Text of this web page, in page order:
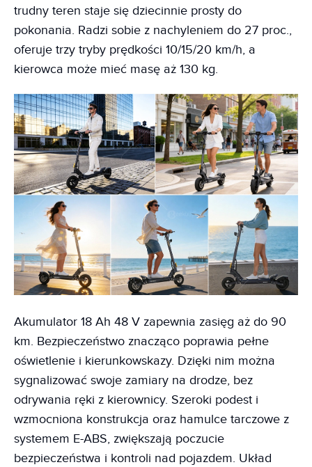
trudny teren staje się dziecinnie prosty do
pokonania. Radzi sobie z nachyleniem do 27 proc.,
oferuje trzy tryby prędkości 10/15/20 km/h, a
kierowca może mieć masę aż 130 kg.
Akumulator 18 Ah 48 V zapewnia zasięg aż do 90
km. Bezpieczeństwo znacząco poprawia pełne
oświetlenie i kierunkowskazy. Dzięki nim można
sygnalizować swoje zamiary na drodze, bez
odrywania ręki z kierownicy. Szeroki podest i
wzmocniona konstrukcja oraz hamulce tarczowe z
systemem E-ABS, zwiększają poczucie
bezpieczeństwa i kontroli nad pojazdem. Układ